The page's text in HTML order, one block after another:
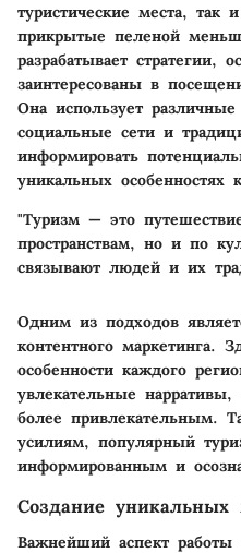
туристические места, так
прикрытые пеленой
разрабатывает стратегии,
заинтересованы в
Она использует
социальные сети и
информировать
уникальных особенностях
"Туризм — это
пространствам, но и по
связывают людей и их
Одним из подходов
контентного маркетинга.
особенности каждого
увлекательные
более привлекательным.
усилиям, популярный
информированным и
Создание уникальных
Важнейший аспект работы